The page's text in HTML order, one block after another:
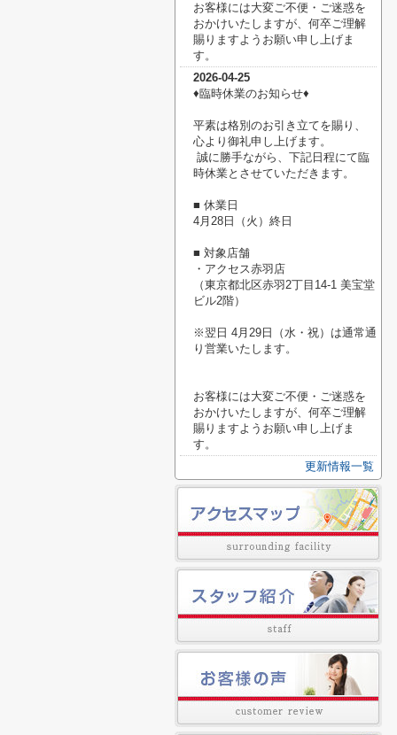
お客様には大変ご不便・ご迷惑を
おかけいたしますが、何卒ご理解
賜りますようお願い申し上げま
す。
2026-04-25
♦臨時休業のお知らせ♦
平素は格別のお引き立てを賜り、
心より御礼申し上げます。
誠に勝手ながら、下記日程にて臨
時休業とさせていただきます。
■ 休業日
4月28日（火）終日
■ 対象店舗
・アクセス赤羽店
（東京都北区赤羽2丁目14-1 美宝堂
ビル2階）
※翌日 4月29日（水・祝）は通常通
り営業いたします。
お客様には大変ご不便・ご迷惑を
おかけいたしますが、何卒ご理解
賜りますようお願い申し上げま
す。
更新情報一覧